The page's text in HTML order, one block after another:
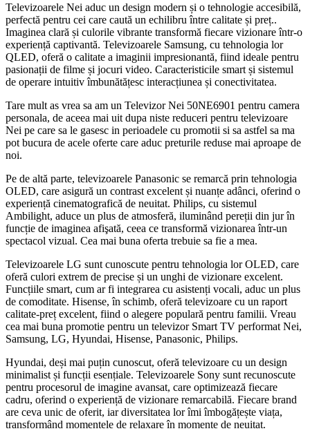
Televizoarele Nei aduc un design modern și o tehnologie accesibilă,
perfectă pentru cei care caută un echilibru între calitate și preț..
Imaginea clară și culorile vibrante transformă fiecare vizionare într-o
experiență captivantă. Televizoarele Samsung, cu tehnologia lor
QLED, oferă o calitate a imaginii impresionantă, fiind ideale pentru
pasionații de filme și jocuri video. Caracteristicile smart și sistemul
de operare intuitiv îmbunătățesc interacțiunea și conectivitatea.
Tare mult as vrea sa am un Televizor Nei 50NE6901 pentru camera
personala, de aceea mai uit dupa niste reduceri pentru televizoare
Nei pe care sa le gasesc in perioadele cu promotii si sa astfel sa ma
pot bucura de acele oferte care aduc preturile reduse mai aproape de
noi.
Pe de altă parte, televizoarele Panasonic se remarcă prin tehnologia
OLED, care asigură un contrast excelent și nuanțe adânci, oferind o
experiență cinematografică de neuitat. Philips, cu sistemul
Ambilight, aduce un plus de atmosferă, iluminând pereții din jur în
funcție de imaginea afişată, ceea ce transformă vizionarea într-un
spectacol vizual. Cea mai buna oferta trebuie sa fie a mea.
Televizoarele LG sunt cunoscute pentru tehnologia lor OLED, care
oferă culori extrem de precise și un unghi de vizionare excelent.
Funcțiile smart, cum ar fi integrarea cu asistenți vocali, aduc un plus
de comoditate. Hisense, în schimb, oferă televizoare cu un raport
calitate-preț excelent, fiind o alegere populară pentru familii. Vreau
cea mai buna promotie pentru un televizor Smart TV performat Nei,
Samsung, LG, Hyundai, Hisense, Panasonic, Philips.
Hyundai, deși mai puțin cunoscut, oferă televizoare cu un design
minimalist și funcții esențiale. Televizoarele Sony sunt recunoscute
pentru procesorul de imagine avansat, care optimizează fiecare
cadru, oferind o experiență de vizionare remarcabilă. Fiecare brand
are ceva unic de oferit, iar diversitatea lor îmi îmbogățește viața,
transformând momentele de relaxare în momente de neuitat.